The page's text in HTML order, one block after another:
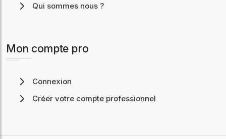
Qui sommes nous ?
Mon compte pro
Connexion
Créer votre compte professionnel